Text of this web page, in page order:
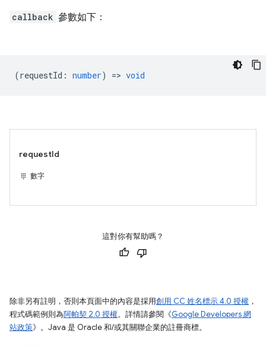
callback 參數如下：
(requestId : number) => void
requestId
數字
這對你有幫助嗎？
除非另有註明，否則本頁面中的內容是採用創用 CC 姓名標示 4.0 授權 ，
程式碼範例則為阿帕契 2.0 授權。詳情請參閱《Google Developers 網
站政策》。Java 是 Oracle 和/或其關聯企業的註冊商標。